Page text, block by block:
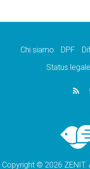
Chi siamo DPF
Status legale
Copyright © 2026 ZENIT.